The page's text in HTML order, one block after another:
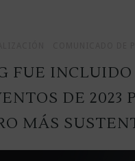
FUE
DE 2023
MÁS